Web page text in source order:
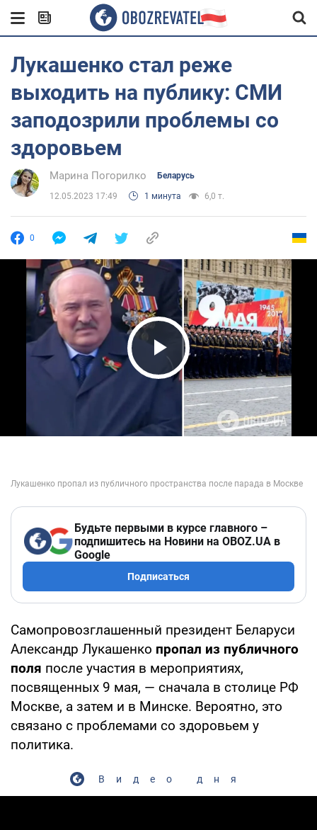
Лукашенко стал реже
выходить на публику: СМИ
заподозрили проблемы со
здоровьем
Марина Погорилко Беларусь
12.05.2023 17:49 1 минута 6,0 т.
0
Play Video
Будьте первыми в курсе главного –
подпишитесь на Новини на OBOZ.UA в
Google
Подписаться
Самопровозглашенный президент Беларуси
Александр Лукашенко пропал из публичного
поля после участия в мероприятиях,
посвященных 9 мая, — сначала в столице РФ
Москве, а затем и в Минске. Вероятно, это
связано с проблемами со здоровьем у
политика.
Видео дня